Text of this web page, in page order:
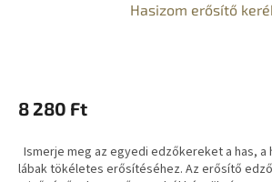
Hasizom erősítő
8 280 Ft
Ismerje meg az egyedi edzőkereket a has, a
lábak tökéletes erősítéséhez. Az erősítő